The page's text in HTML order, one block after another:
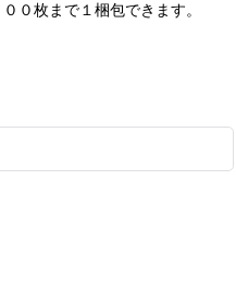
０枚まで１梱包できます。